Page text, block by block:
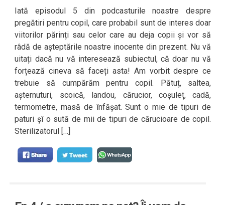
Iată episodul 5 din podcasturile noastre despre
pregătiri pentru copil, care probabil sunt de interes doar
viitorilor părinți sau celor care au deja copii și vor să
râdă de așteptările noastre inocente din prezent. Nu vă
uitați dacă nu vă interesează subiectul, că doar nu vă
forțează cineva să faceți asta! Am vorbit despre ce
trebuie să cumpărăm pentru copil. Pătuț, saltea,
așternuturi, scoică, landou, cărucior, coșuleț, cadă,
termometre, masă de înfășat. Sunt o mie de tipuri de
paturi șî o sută de mii de tipuri de cărucioare de copil.
Sterilizatorul […]